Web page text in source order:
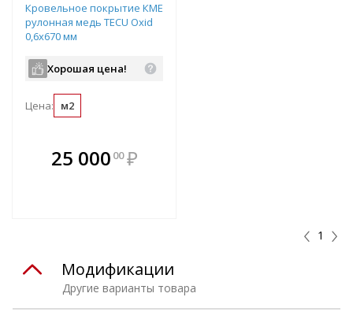
Кровельное покрытие КМЕ
рулонная медь TECU Oxid
0,6х670 мм
Хорошая цена!
Цена: м2
25 000 00 ₽
1
Другие варианты товара
Модификации